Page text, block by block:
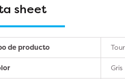
sheet
de producto
Gris